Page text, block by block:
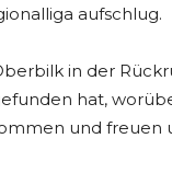
aufschlug.
in der
hat,
und freuen